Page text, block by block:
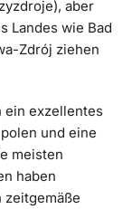
aber
Landes wie Bad
Zdrój ziehen
ein exzellentes
und eine
meisten
haben